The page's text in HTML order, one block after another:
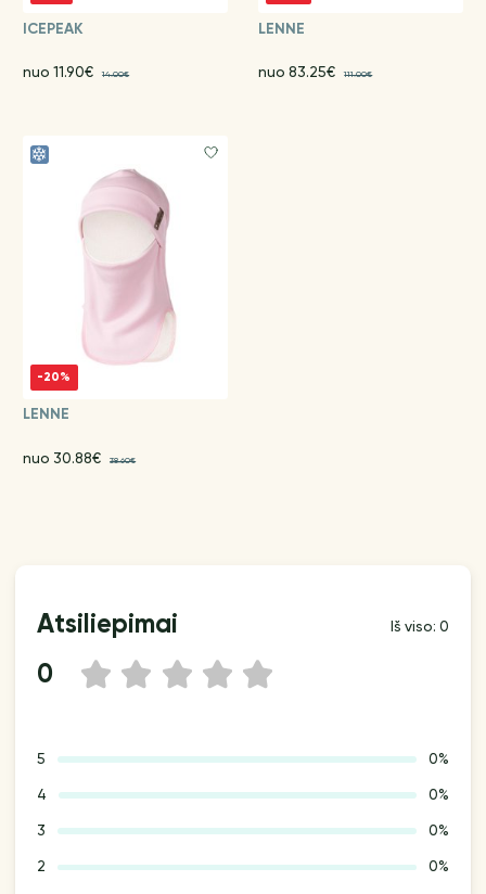
ICEPEAK
nuo 11.90€ 14.00€
LENNE
nuo 83.25€ 111.00€
-20%
LENNE
nuo 30.88€ 38.60€
Atsiliepimai Iš viso: 0
0 5
4
3
2
1
5 0%
4 0%
3 0%
2 0%